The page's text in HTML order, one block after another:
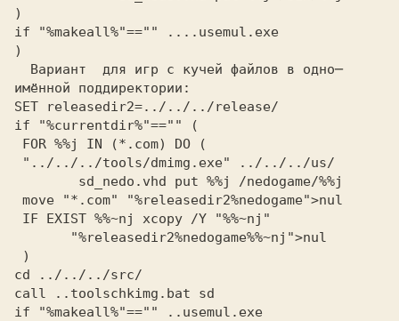
if "%makeall%"=="" ....usemul.exe
)
  Вариант  для игр с кучей файлов в одно─
имённой поддиректории:
SET releasedir2=../../../release/
if "%currentdir%"=="" (
if "%makeall%"=="" ..usemul.exe